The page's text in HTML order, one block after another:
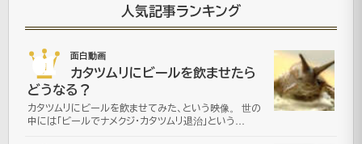
人気記事ランキング
01 面白動画
カタツムリにビールを飲ませたら
どうなる？
カタツムリにビールを飲ませてみた、という映像。 世の
中には「ビールでナメクジ・カタツムリ退治」という…